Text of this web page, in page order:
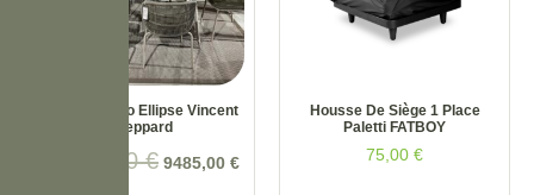
Salon Styletto Ellipse Vincent
Sheppard
11159,00€ 9485,00 €
Housse De Siège 1 Place
Paletti FATBOY
75,00 €